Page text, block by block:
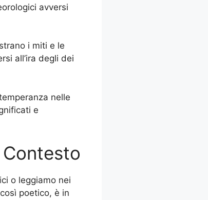
avversi
i miti e le
all’ira degli dei
nelle
e
o leggiamo nei
poetico, è in